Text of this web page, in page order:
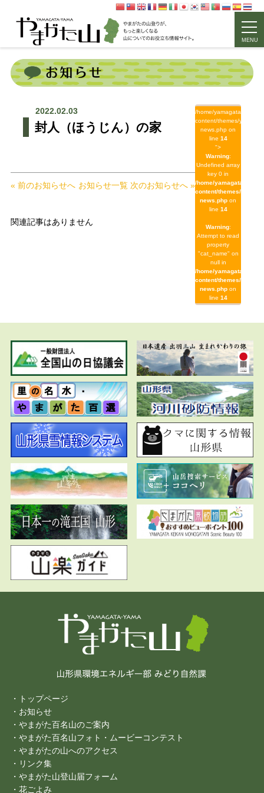
MENU
2022.02.03
/home/yamagata/
content/themes/
news.php on
line 14
">
Warning:
Undefined array
key 0 in
/home/yamagata/
content/themes/
news.php on
line 14
Warning:
Attempt to read
property
"cat_name" on
null in
/home/yamagata/
content/themes/
news.php on
line 14
封人（ほうじん）の家
« 前のお知らせへ お知らせ一覧 次のお知らせへ »
関連記事はありません
・トップページ
・お知らせ
・やまがた百名山のご案内
・やまがた百名山フォト・ムービーコンテスト
・やまがたの山へのアクセス
・リンク集
・やまがた山登山届フォーム
・花ごよみ